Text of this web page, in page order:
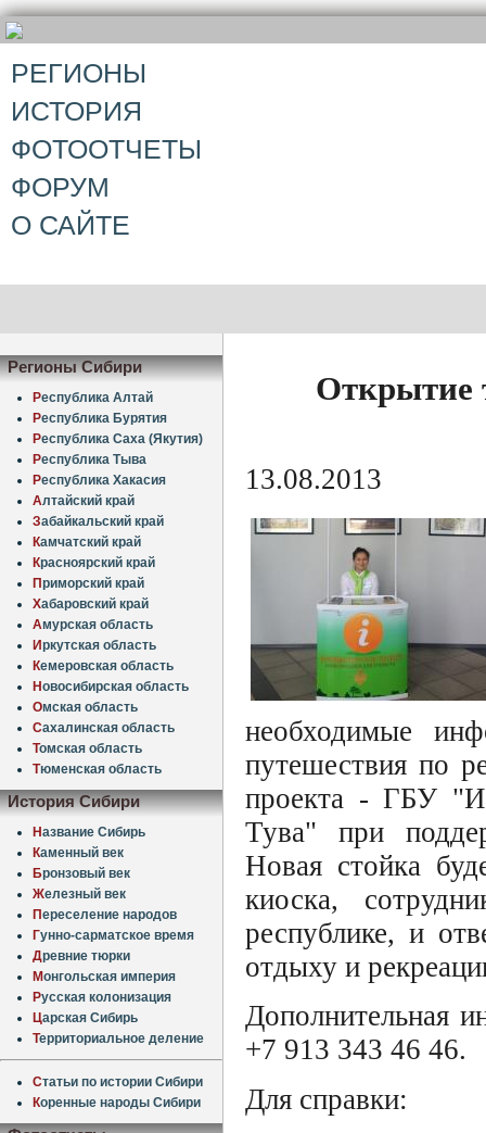
РЕГИОНЫ
ИСТОРИЯ
ФОТООТЧЕТЫ
ФОРУМ
О САЙТЕ
Регионы Сибири
Республика Алтай
Республика Бурятия
Республика Саха (Якутия)
Республика Тыва
Республика Хакасия
Алтайский край
Забайкальский край
Камчатский край
Красноярский край
Приморский край
Хабаровский край
Амурская область
Иркутская область
Кемеровская область
Новосибирская область
Омская область
Сахалинская область
Томская область
Тюменская область
История Сибири
Название Сибирь
Каменный век
Бронзовый век
Железный век
Переселение народов
Гунно-сарматское время
Древние тюрки
Монгольская империя
Русская колонизация
Царская Сибирь
Территориальное деление
Статьи по истории Сибири
Коренные народы Сибири
Открытие
13.08.2013
необходимые
путешествия по
проекта - ГБУ
Тува" при
Новая стойка
киоска,
республике, и
отдыху и
Дополнительная
+7 913 343 46 46.
Для справки: